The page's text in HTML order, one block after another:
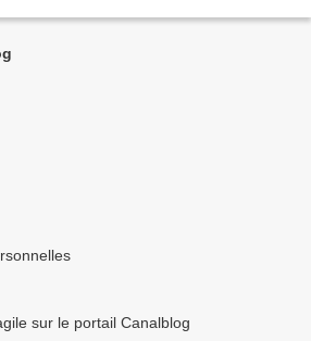
sur le portail Canalblog